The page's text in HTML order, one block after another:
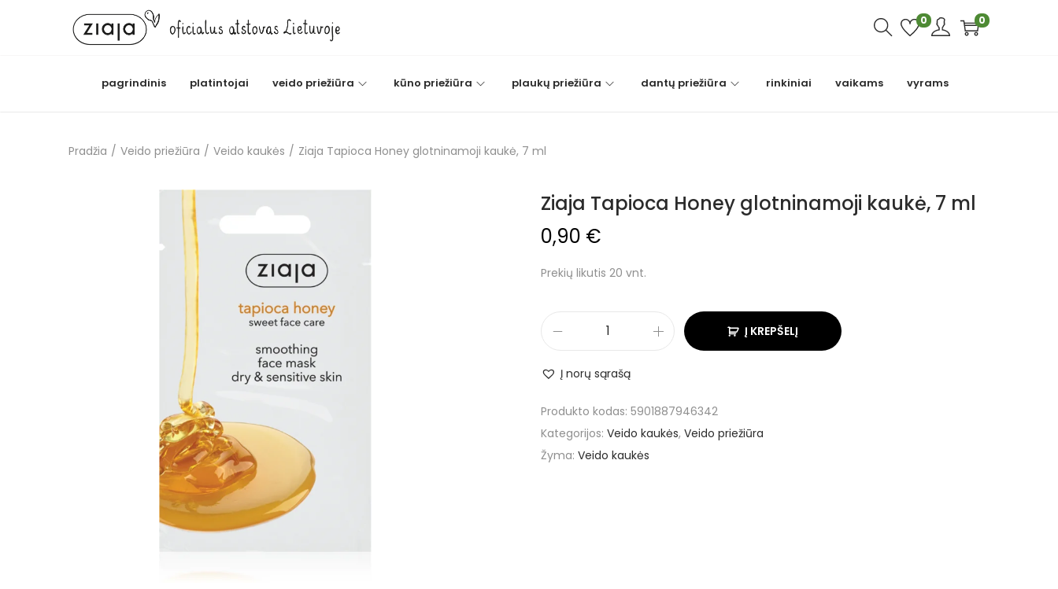
0 0
pagrindinis platintojai veido priežiūra kūno priežiūra plaukų priežiūra dantų priežiūra rinkiniai vaikams vyrams
Pradžia / Veido priežiūra / Veido kaukės / Ziaja Tapioca Honey glotninamoji kaukė, 7 ml
Ziaja Tapioca Honey glotninamoji kaukė, 7 ml
0,90 €
Prekių likutis 20 vnt.
Į KREPŠELĮ
Į norų sąrašą
Produkto kodas: 5901887946342
Kategorijos: Veido kaukės, Veido priežiūra
Žyma: Veido kaukės